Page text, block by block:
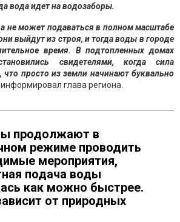
вода идет на водозаборы.
не может подаваться в полном масштабе
выйдут из строя, и тогда воды в городе
время. В подтопленных домах
свидетелями, когда сила
что просто из земли начинают буквально
глава региона.
продолжают в
режиме проводить
мероприятия,
подача воды
как можно быстрее.
от природных